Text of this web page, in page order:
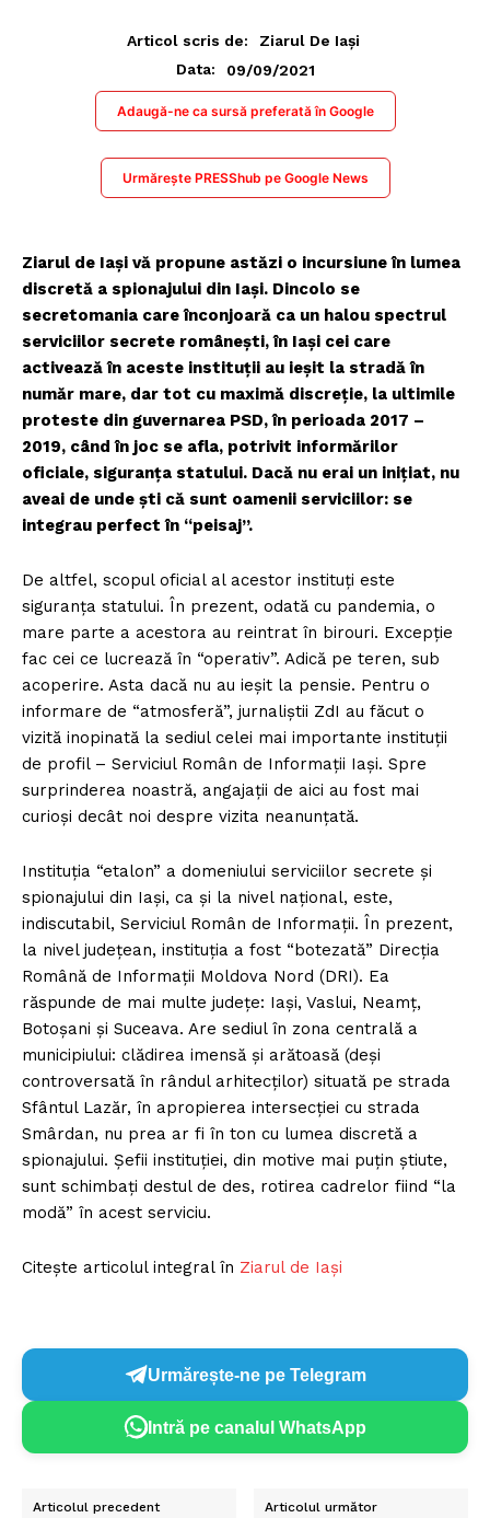
Articol scris de:
Ziarul De Iași
Data:
09/09/2021
Adaugă-ne ca sursă preferată în Google
Urmărește PRESShub pe Google News
Ziarul de Iaşi vă propune astăzi o incursiune în lumea
discretă a spionajului din Iaşi. Dincolo se
secretomania care înconjoară ca un halou spectrul
serviciilor secrete româneşti, în Iaşi cei care
activează în aceste instituţii au ieşit la stradă în
număr mare, dar tot cu maximă discreţie, la ultimile
proteste din guvernarea PSD, în perioada 2017 –
2019, când în joc se afla, potrivit informărilor
oficiale, siguranţa statului. Dacă nu erai un iniţiat, nu
aveai de unde şti că sunt oamenii serviciilor: se
integrau perfect în “peisaj”.
De altfel, scopul oficial al acestor instituţi este
siguranţa statului. În prezent, odată cu pandemia, o
mare parte a acestora au reintrat în birouri. Excepţie
fac cei ce lucrează în “operativ”. Adică pe teren, sub
acoperire. Asta dacă nu au ieşit la pensie. Pentru o
informare de “atmosferă”, jurnaliştii ZdI au făcut o
vizită inopinată la sediul celei mai importante instituţii
de profil – Serviciul Român de Informaţii Iaşi. Spre
surprinderea noastră, angajaţii de aici au fost mai
curioşi decât noi despre vizita neanunţată.
Instituţia “etalon” a domeniului serviciilor secrete şi
spionajului din Iaşi, ca şi la nivel naţional, este,
indiscutabil, Serviciul Român de Informaţii. În prezent,
la nivel judeţean, instituţia a fost “botezată” Direcţia
Română de Informaţii Moldova Nord (DRI). Ea
răspunde de mai multe judeţe: Iaşi, Vaslui, Neamţ,
Botoşani şi Suceava. Are sediul în zona centrală a
municipiului: clădirea imensă şi arătoasă (deşi
controversată în rândul arhitecţilor) situată pe strada
Sfântul Lazăr, în apropierea intersecţiei cu strada
Smârdan, nu prea ar fi în ton cu lumea discretă a
spionajului. Şefii instituţiei, din motive mai puţin ştiute,
sunt schimbaţi destul de des, rotirea cadrelor fiind “la
modă” în acest serviciu.
Citește articolul integral în Ziarul de Iași
Urmărește-ne pe Telegram
Intră pe canalul WhatsApp
Articolul precedent Articolul următor